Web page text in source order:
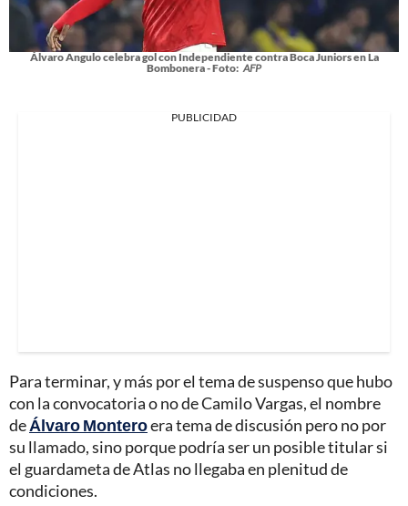
Álvaro Angulo celebra gol con Independiente contra Boca Juniors en La
Bombonera - Foto: AFP
PUBLICIDAD
Para terminar, y más por el tema de suspenso que hubo
con la convocatoria o no de Camilo Vargas, el nombre
deÁlvaro Monteroera tema de discusión pero no por
su llamado, sino porque podría ser un posible titular si
el guardameta de Atlas no llegaba en plenitud de
condiciones.